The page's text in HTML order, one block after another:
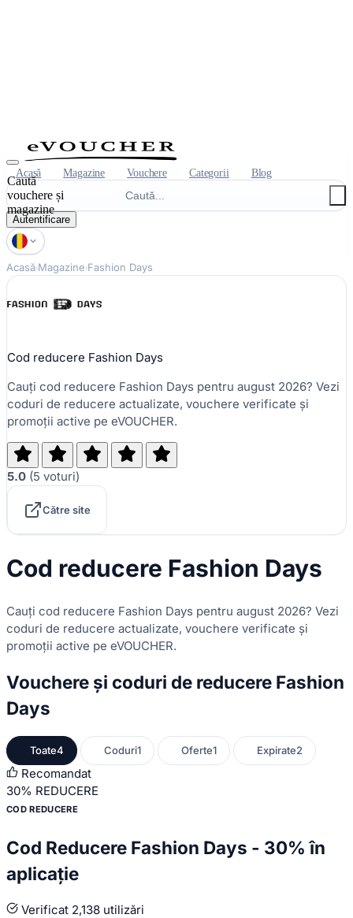
Acasă Magazine Vouchere Categorii Blog
Caută
vouchere și
magazine
Autentificare
Acasă Magazine Fashion Days
Cod reducere Fashion Days
Cauți cod reducere Fashion Days pentru august 2026? Vezi
coduri de reducere actualizate, vouchere verificate și
promoții active pe eVOUCHER.
5.0 (5 voturi)
Către site
Cod reducere Fashion Days
Cauți cod reducere Fashion Days pentru august 2026? Vezi
coduri de reducere actualizate, vouchere verificate și
promoții active pe eVOUCHER.
Vouchere și coduri de reducere Fashion
Days
Toate4 Coduri1 Oferte1 Expirate2
Recomandat
30% REDUCERE
COD REDUCERE
Cod Reducere Fashion Days - 30% în
aplicație
Verificat 2,138 utilizări